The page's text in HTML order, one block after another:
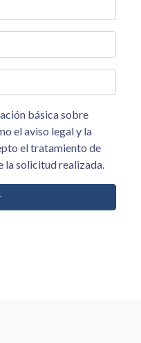
la solicitud realizada.